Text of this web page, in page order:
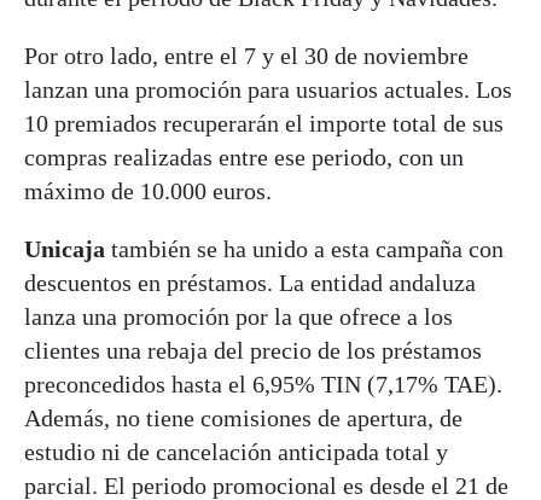
Por otro lado, entre el 7 y el 30 de noviembre
lanzan una promoción para usuarios actuales. Los
10 premiados recuperarán el importe total de sus
compras realizadas entre ese periodo, con un
máximo de 10.000 euros.
Unicaja también se ha unido a esta campaña con
descuentos en préstamos. La entidad andaluza
lanza una promoción por la que ofrece a los
clientes una rebaja del precio de los préstamos
preconcedidos hasta el 6,95% TIN (7,17% TAE).
Además, no tiene comisiones de apertura, de
estudio ni de cancelación anticipada total y
parcial. El periodo promocional es desde el 21 de